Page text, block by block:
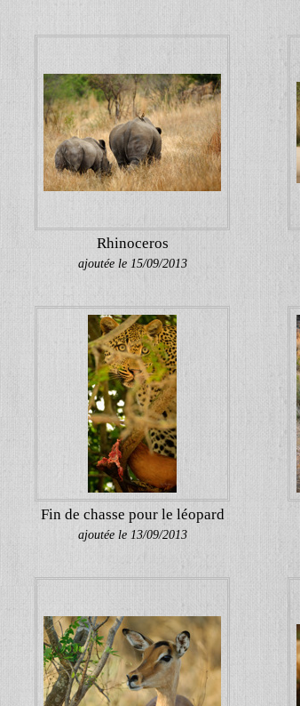
Rhinoceros
ajoutée le 15/09/2013
Fin de chasse pour le léopard
ajoutée le 13/09/2013